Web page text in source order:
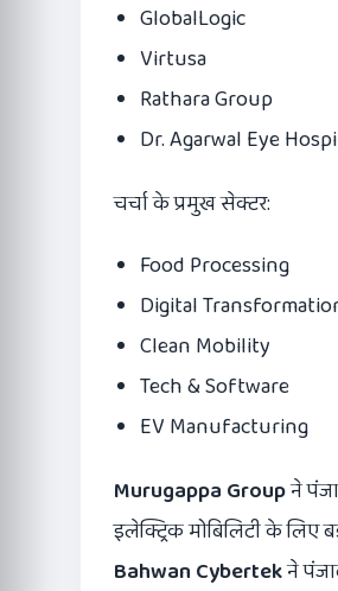
GlobalLogic
Virtusa
Rathara Group
Dr. Agarwal Eye
चर्चा के प्रमुख सेक्टर:
Food Processing
Digital
Clean Mobility
Tech & Software
EV Manufacturing
Murugappa Groupने
इलेक्ट्रिक मोबिलिटी के लिए
Bahwan Cybertekने